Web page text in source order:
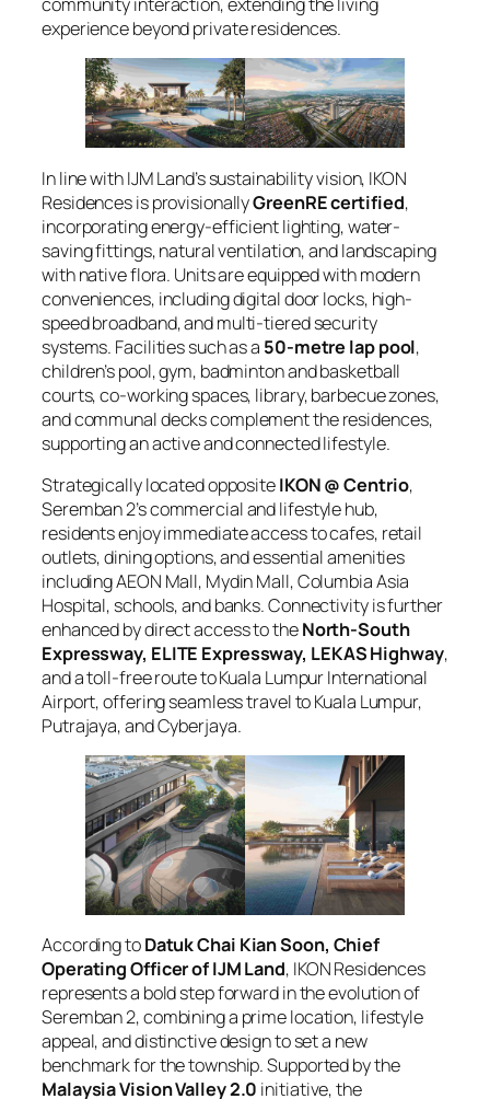
experience beyond private residences.
In line with IJM Land’s sustainability vision, IKON
Residences is provisionallyGreenRE certified,
incorporating energy-efficient lighting, water-
saving fittings, natural ventilation, and landscaping
with native flora. Units are equipped with modern
conveniences, including digital door locks, high-
speed broadband, and multi-tiered security
systems. Facilities such as a 50-metre lap pool,
children’s pool, gym, badminton and basketball
courts, co-working spaces, library, barbecue zones,
and communal decks complement the residences,
supporting an active and connected lifestyle.
Strategically located oppositeIKON @ Centrio,
Seremban 2’s commercial and lifestyle hub,
residents enjoy immediate access to cafes, retail
outlets, dining options, and essential amenities
including AEON Mall, Mydin Mall, Columbia Asia
Hospital, schools, and banks. Connectivity is further
enhanced by direct access to theNorth-South
Expressway, ELITE Expressway, LEKAS Highway,
and a toll-free route to Kuala Lumpur International
Airport, offering seamless travel to Kuala Lumpur,
Putrajaya, and Cyberjaya.
According toDatuk Chai Kian Soon, Chief
Operating Officer of IJM Land, IKON Residences
represents a bold step forward in the evolution of
Seremban 2, combining a prime location, lifestyle
appeal, and distinctive design to set a new
benchmark for the township. Supported by the
Malaysia Vision Valley 2.0 initiative, the